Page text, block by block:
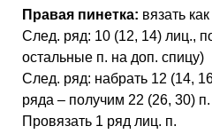
Правая пинетка: вязать
След. ряд: 10 (12, 14) лиц.,
остальные п. на доп. спицу)
След. ряд: набрать 12 (14,
ряда – получим 22 (26, 30) п.
Провязать 1 ряд лиц. п.